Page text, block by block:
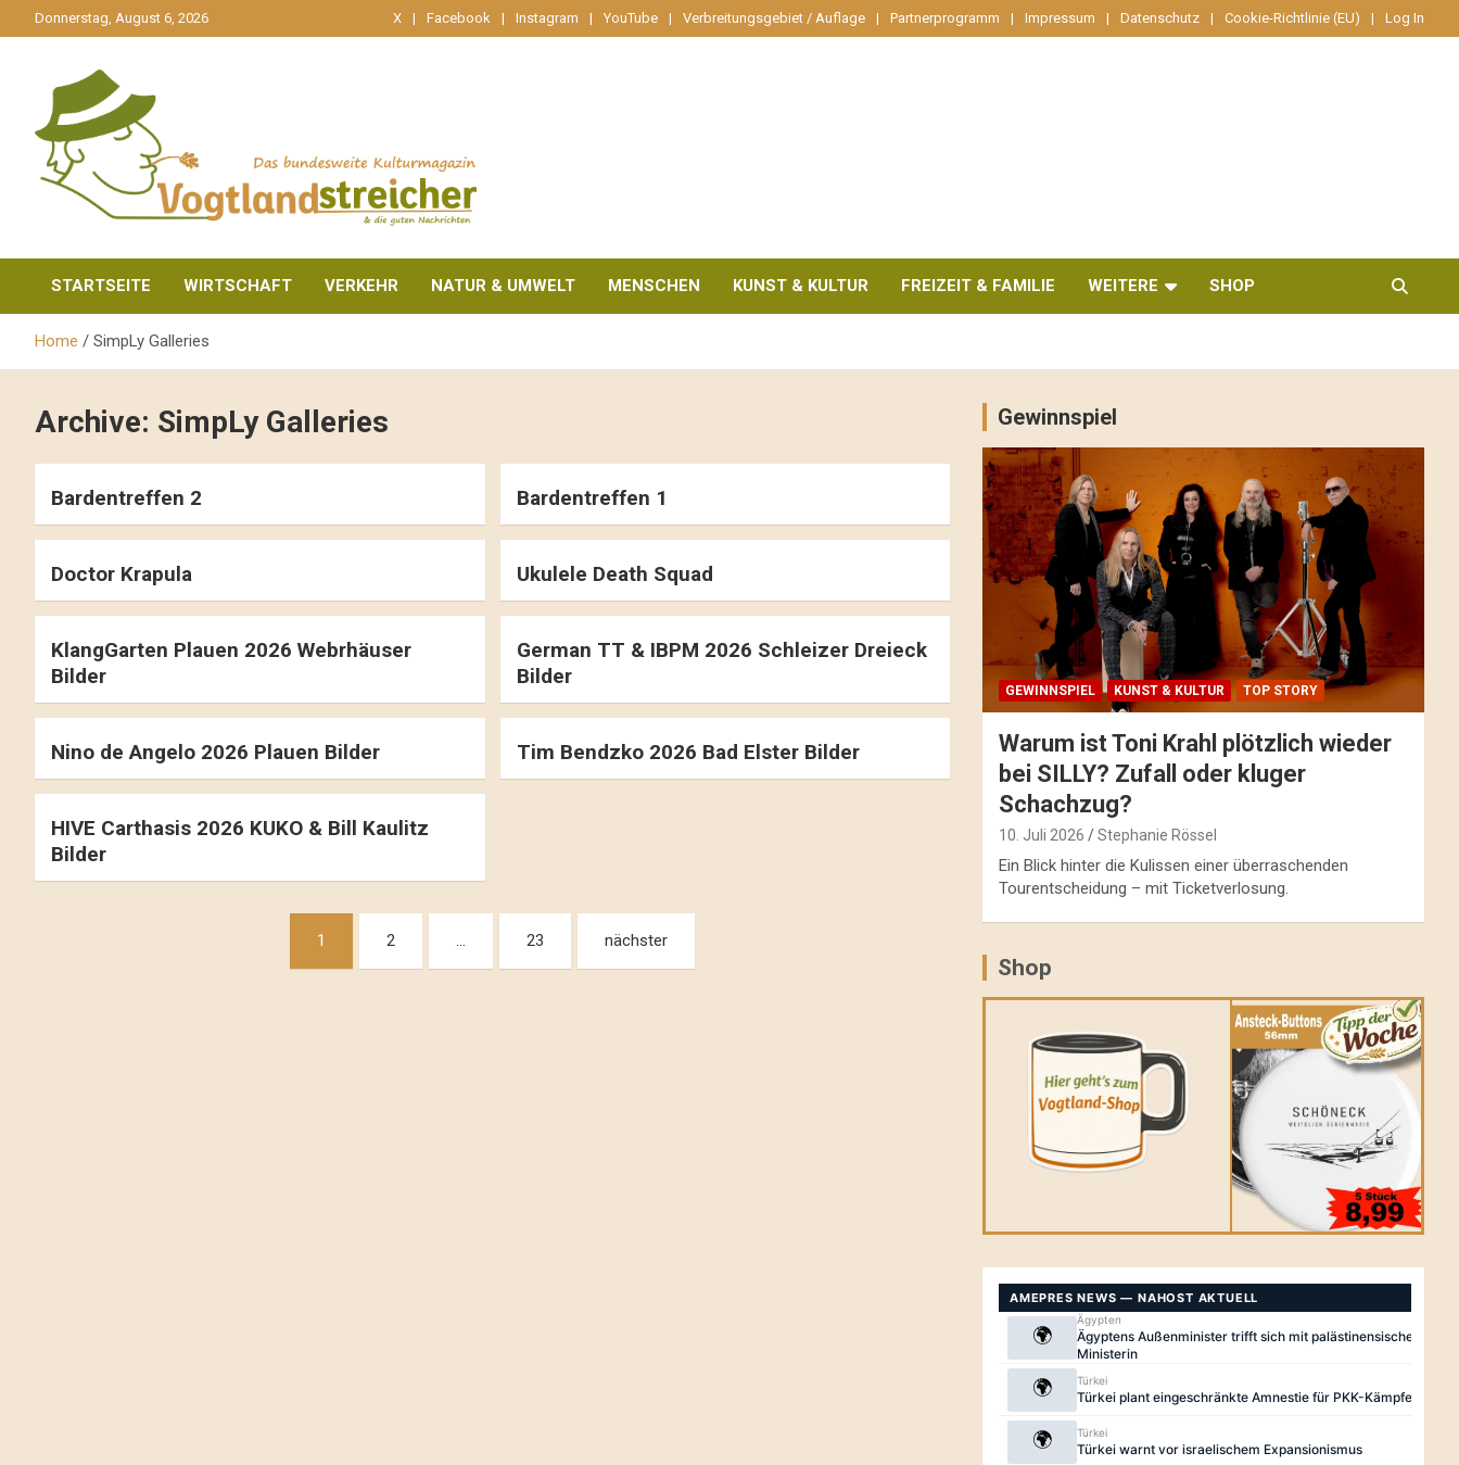
zum
Donnerstag, August 6, 2026 X Facebook Instagram YouTube Verbreitungsgebiet / Auflage Partnerprogramm Impressum Datenschutz Cookie-Richtlinie (EU) Log In
Vogtlandstreicher
STARTSEITE WIRTSCHAFT VERKEHR NATUR & UMWELT MENSCHEN KUNST & KULTUR FREIZEIT & FAMILIE WEITERE SHOP
Home SimpLy Galleries
Archive: SimpLy Galleries
Bardentreffen 2 Bardentreffen 1
Doctor Krapula Ukulele Death Squad
KlangGarten Plauen 2026 Webrhäuser
Bilder
German TT & IBPM 2026 Schleizer Dreieck
Bilder
Nino de Angelo 2026 Plauen Bilder Tim Bendzko 2026 Bad Elster Bilder
HIVE Carthasis 2026 KUKO & Bill Kaulitz
Bilder
Beitragsnavigation1 2 23 nächster
Gewinnspiel
GEWINNSPIEL KUNST & KULTUR TOP STORY
Warum ist Toni Krahl plötzlich wieder
bei SILLY? Zufall oder kluger
Schachzug?
10. Juli 2026 Stephanie Rössel
Ein Blick hinter die Kulissen einer überraschenden
Tourentscheidung – mit Ticketverlosung.
Shop